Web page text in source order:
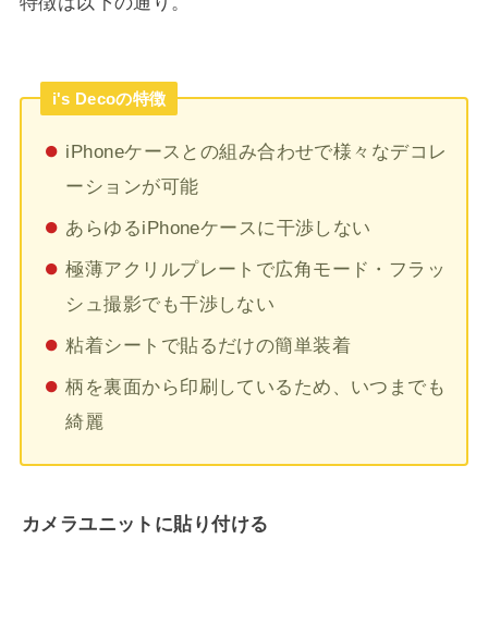
i's Decoの特徴
iPhoneケースとの組み合わせで様々なデコレ
ーションが可能
あらゆるiPhoneケースに干渉しない
極薄アクリルプレートで広角モード・フラッ
シュ撮影でも干渉しない
粘着シートで貼るだけの簡単装着
柄を裏面から印刷しているため、いつまでも
綺麗
カメラユニットに貼り付ける